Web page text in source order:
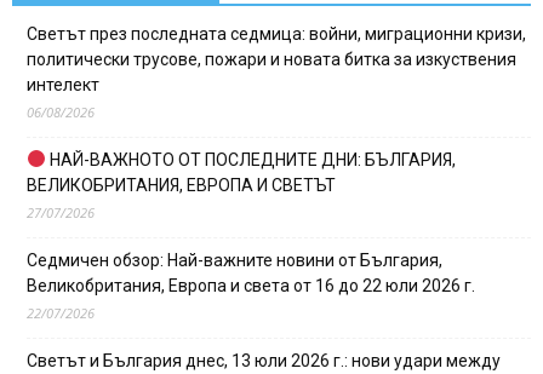
Светът през последната седмица: войни, миграционни кризи,
политически трусове, пожари и новата битка за изкуствения
интелект
06/08/2026
НАЙ-ВАЖНОТО ОТ ПОСЛЕДНИТЕ ДНИ: БЪЛГАРИЯ,
ВЕЛИКОБРИТАНИЯ, ЕВРОПА И СВЕТЪТ
27/07/2026
Седмичен обзор: Най-важните новини от България,
Великобритания, Европа и света от 16 до 22 юли 2026 г.
22/07/2026
Светът и България днес, 13 юли 2026 г.: нови удари между